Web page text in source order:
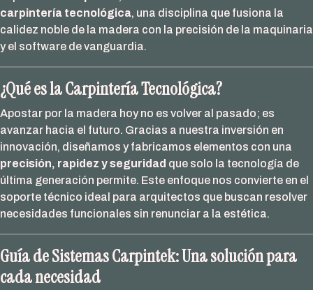
opción
para
hogar?
carpintería tecnológica, una disciplina que fusiona la
calidez noble de la madera con la precisión de la maquinaria
y el software de vanguardia.
¿Qué es la Carpintería Tecnológica?
Apostar por la madera hoy no es volver al pasado; es
avanzar hacia el futuro. Gracias a nuestra inversión en
innovación, diseñamos y fabricamos elementos con una
precisión, rapidez y seguridad que solo la tecnología de
última generación permite. Este enfoque nos convierte en el
soporte técnico ideal para arquitectos que buscan resolver
necesidades funcionales sin renunciar a la estética.
Guía de Sistemas Carpintek: Una solución para
cada necesidad